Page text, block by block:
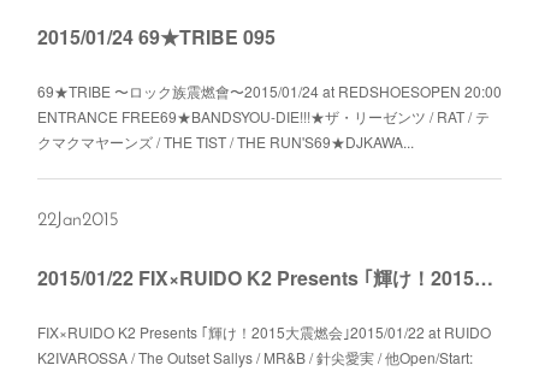
2015/01/24 69★TRIBE 095
69★TRIBE 〜ロック族震燃會〜2015/01/24 at REDSHOESOPEN 20:00
ENTRANCE FREE69★BANDSYOU-DIE!!!★ザ・リーゼンツ / RAT / テ
クマクマヤーンズ / THE TIST / THE RUN'S69★DJKAWA...
22Jan2015
2015/01/22 FIX×RUIDO K2 Presents ｢輝け！2015大震燃会｣
FIX×RUIDO K2 Presents ｢輝け！2015大震燃会｣2015/01/22 at RUIDO
K2IVAROSSA / The Outset Sallys / MR&B / 針尖愛実 / 他Open/Start: